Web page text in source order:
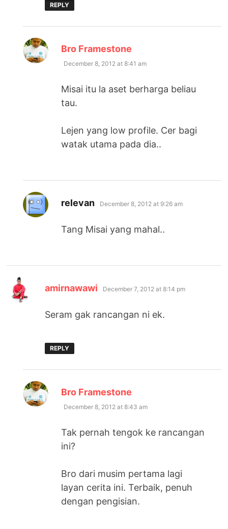
REPLY
Bro Framestone
December 8, 2012 at 8:41 am
Misai itu la aset berharga beliau
tau.
Lejen yang low profile. Cer bagi
watak utama pada dia..
relevan says:
December 8, 2012 at 9:26 am
Tang Misai yang mahal..
amirnawawi says:
December 7, 2012 at 8:14 pm
Seram gak rancangan ni ek.
REPLY
Bro Framestone
December 8, 2012 at 8:43 am
Tak pernah tengok ke rancangan
ini?
Bro dari musim pertama lagi
layan cerita ini. Terbaik, penuh
dengan pengisian.